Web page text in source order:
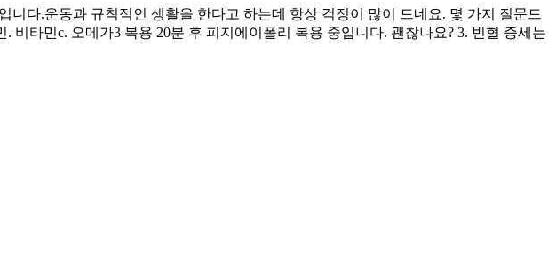
다.운동과 규칙적인 생활을 한다고 하는데 항상 걱정이 많이 드네요. 몇 가지 질문드
타민c. 오메가3 복용 20분 후 피지에이폴리 복용 중입니다. 괜찮나요? 3. 빈혈 증세는